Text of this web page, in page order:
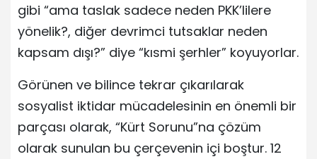
gibi “ama taslak sadece neden PKK’lilere
yönelik?, diğer devrimci tutsaklar neden
kapsam dışı?” diye “kısmi şerhler” koyuyorlar.
Görünen ve bilince tekrar çıkarılarak
sosyalist iktidar mücadelesinin en önemli bir
parçası olarak, “Kürt Sorunu”na çözüm
olarak sunulan bu çerçevenin içi boştur. 12